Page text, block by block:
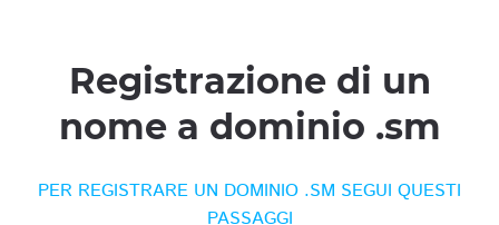
Registrazione di un
nome a dominio .sm
PER REGISTRARE UN DOMINIO .SM SEGUI QUESTI
PASSAGGI